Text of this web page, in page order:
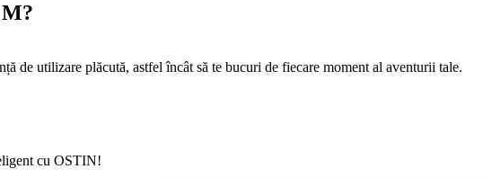
de utilizare plăcută, astfel încât să te bucuri de fiecare moment al aventurii tale.
cu OSTIN!